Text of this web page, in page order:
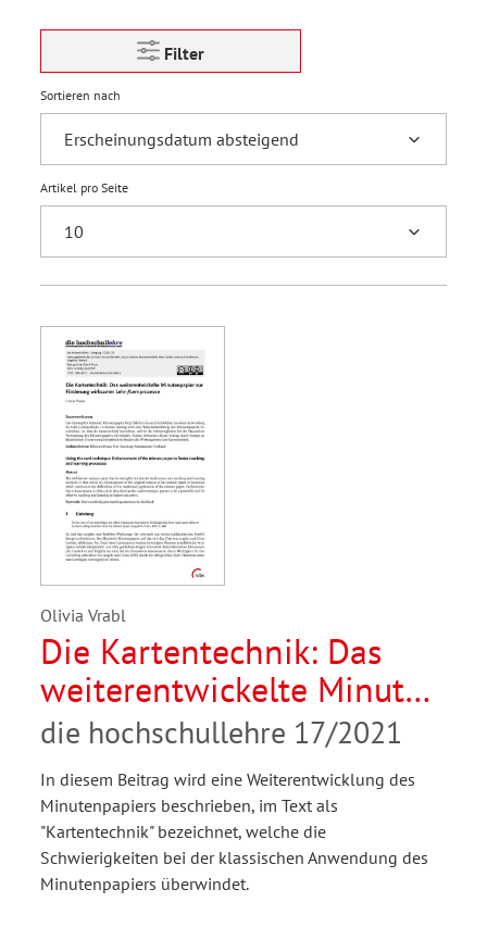
Filter
Sortieren nach
Artikel pro Seite
Olivia Vrabl
Die Kartentechnik: Das
weiterentwickelte Minuten
papier zur Förderung
wirksamer
Lehr-/Lernprozesse
die hochschullehre 17/2021
In diesem Beitrag wird eine Weiterentwicklung des
Minutenpapiers beschrieben, im Text als
"Kartentechnik" bezeichnet, welche die
Schwierigkeiten bei der klassischen Anwendung des
Minutenpapiers überwindet.